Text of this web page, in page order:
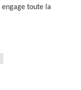
engage toute la